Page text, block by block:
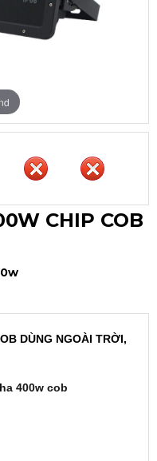
CHIP COB
DÙNG NGOÀI TRỜI,
400w cob